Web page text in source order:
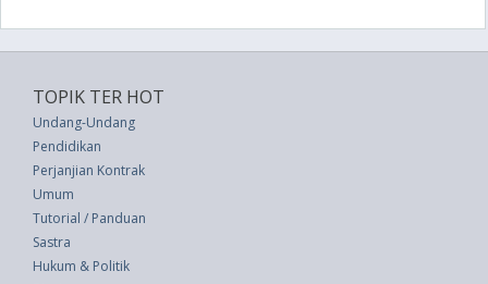
TOPIK TER HOT
Undang-Undang
Pendidikan
Perjanjian Kontrak
Umum
Tutorial / Panduan
Sastra
Hukum & Politik